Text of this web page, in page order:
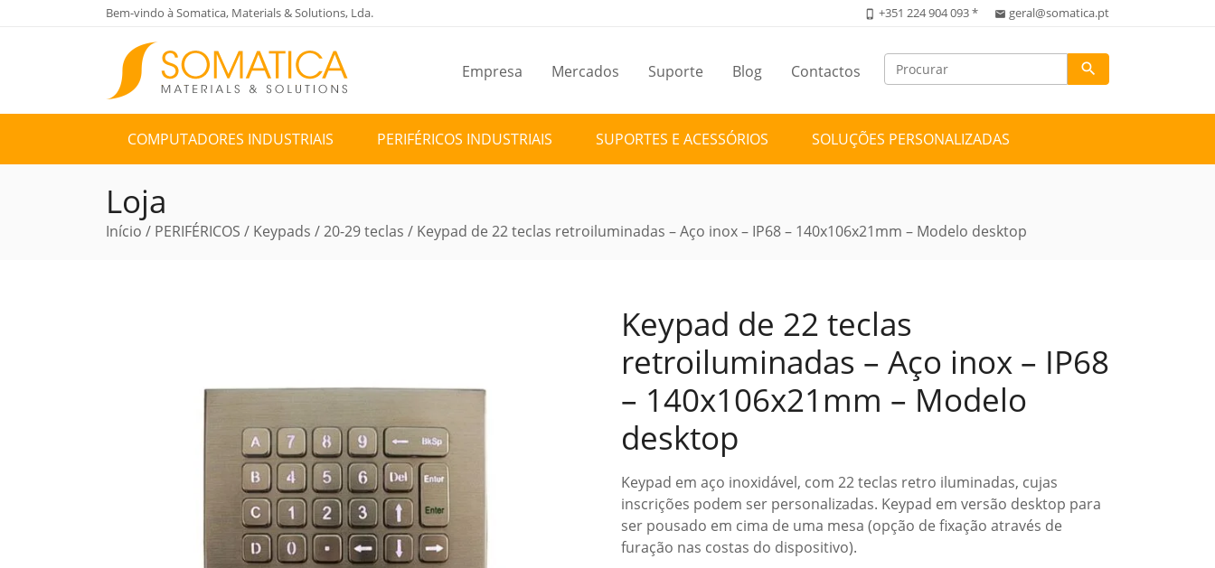
Bem-vindo à Somatica, Materials & Solutions, Lda. phone_iphone +351 224 904 093 * email geral@somatica.pt
search
Empresa Mercados Suporte Blog Contactos
COMPUTADORES INDUSTRIAIS PERIFÉRICOS INDUSTRIAIS SUPORTES E ACESSÓRIOS SOLUÇÕES PERSONALIZADAS
Loja
Início / PERIFÉRICOS / Keypads /20-29 teclas / Keypad de 22 teclas retroiluminadas – Aço inox – IP68 – 140x106x21mm – Modelo desktop
Keypad de 22 teclas
retroiluminadas – Aço inox – IP68
– 140x106x21mm – Modelo
desktop
Keypad em aço inoxidável, com 22 teclas retro iluminadas, cujas
inscrições podem ser personalizadas. Keypad em versão desktop para
ser pousado em cima de uma mesa (opção de fixação através de
furação nas costas do dispositivo).